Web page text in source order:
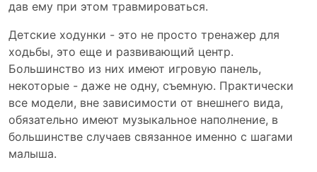
дав ему при этом травмироваться.
Детские ходунки - это не просто тренажер для
ходьбы, это еще и развивающий центр.
Большинство из них имеют игровую панель,
некоторые - даже не одну, съемную. Практически
все модели, вне зависимости от внешнего вида,
обязательно имеют музыкальное наполнение, в
большинстве случаев связанное именно с шагами
малыша.